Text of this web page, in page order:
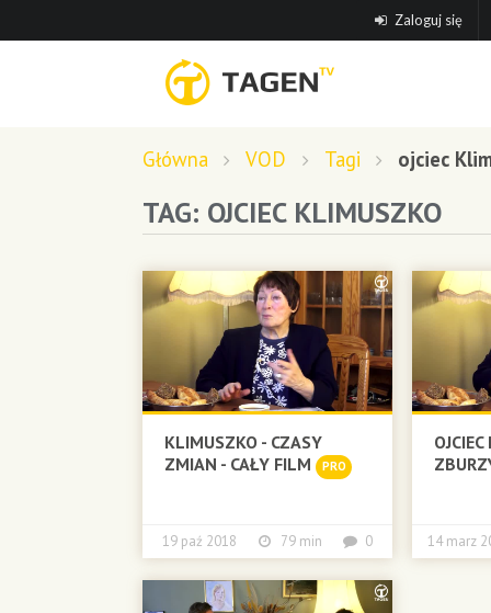
Zaloguj się
Główna VOD Tagi ojciec
TAG: OJCIEC KLIMUSZKO
KLIMUSZKO - CZASY
ZMIAN - CAŁY FILM
PRO
19 paź 2018 79 min 0 14